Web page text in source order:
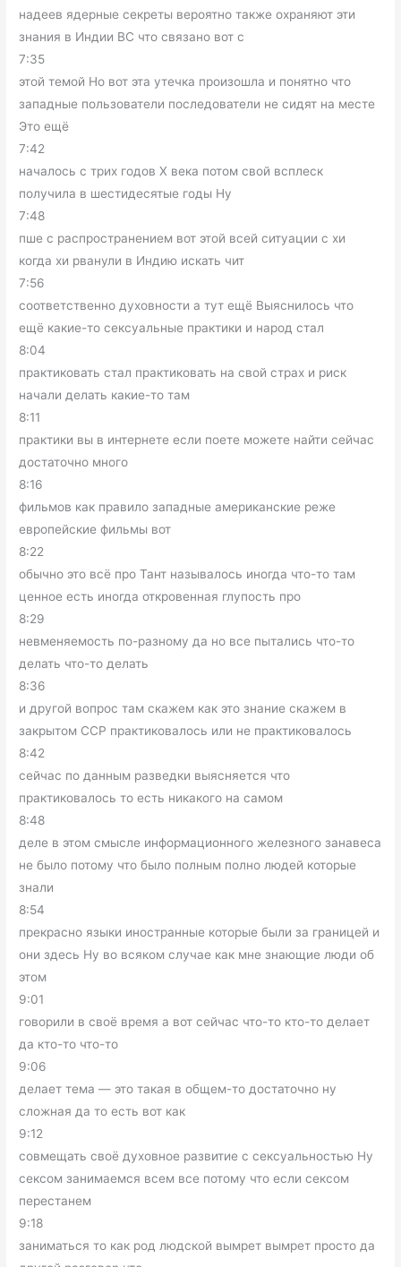
надеев ядерные секреты вероятно также охраняют эти
знания в Индии ВС что связано вот с
7:35
этой темой Но вот эта утечка произошла и понятно что
западные пользователи последователи не сидят на месте
Это ещё
7:42
началось с трих годов X века потом свой всплеск
получила в шестидесятые годы Ну
7:48
пше с распространением вот этой всей ситуации с хи
когда хи рванули в Индию искать чит
7:56
соответственно духовности а тут ещё Выяснилось что
ещё какие-то сексуальные практики и народ стал
8:04
практиковать стал практиковать на свой страх и риск
начали делать какие-то там
8:11
практики вы в интернете если поете можете найти сейчас
достаточно много
8:16
фильмов как правило западные американские реже
европейские фильмы вот
8:22
обычно это всё про Тант называлось иногда что-то там
ценное есть иногда откровенная глупость про
8:29
невменяемость по-разному да но все пытались что-то
делать что-то делать
8:36
и другой вопрос там скажем как это знание скажем в
закрытом ССР практиковалось или не практиковалось
8:42
сейчас по данным разведки выясняется что
практиковалось то есть никакого на самом
8:48
деле в этом смысле информационного железного занавеса
не было потому что было полным полно людей которые
знали
8:54
прекрасно языки иностранные которые были за границей и
они здесь Ну во всяком случае как мне знающие люди об
этом
9:01
говорили в своё время а вот сейчас что-то кто-то делает
да кто-то что-то
9:06
делает тема — это такая в общем-то достаточно ну
сложная да то есть вот как
9:12
совмещать своё духовное развитие с сексуальностью Ну
сексом занимаемся всем все потому что если сексом
перестанем
9:18
заниматься то как род людской вымрет вымрет просто да